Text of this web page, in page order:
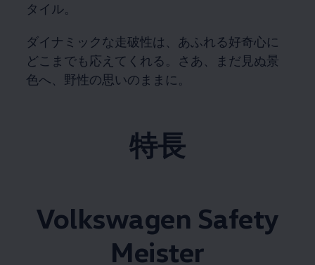
タイル。​
ダイナミックな走破性は、あふれる好奇心に
どこまでも応えてくれる。​さあ、まだ見ぬ景
色へ、野性の思いのままに。​
特長
Volkswagen Safety
Meister